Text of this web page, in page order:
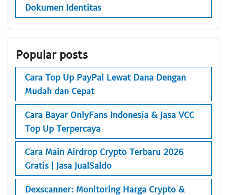
Dokumen Identitas
Popular posts
Cara Top Up PayPal Lewat Dana Dengan
Mudah dan Cepat
Cara Bayar OnlyFans Indonesia & Jasa VCC
Top Up Terpercaya
Cara Main Airdrop Crypto Terbaru 2026
Gratis | Jasa JualSaldo
Dexscanner: Monitoring Harga Crypto &